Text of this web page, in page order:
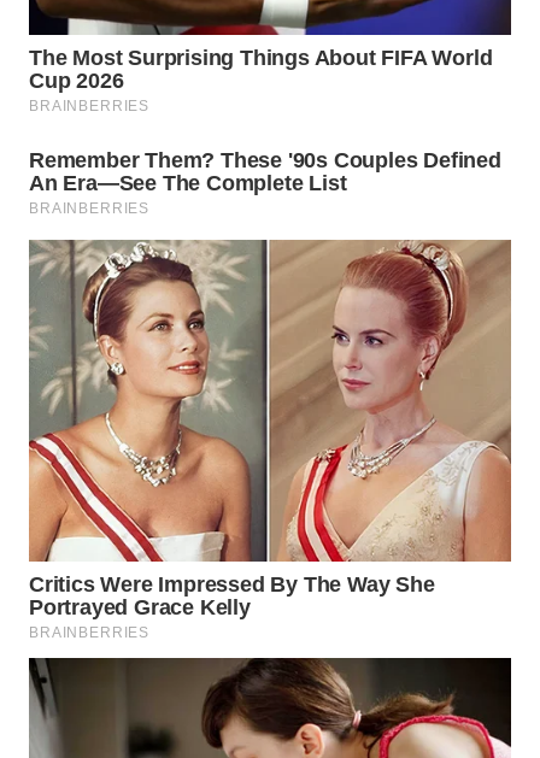
WN
BINTAN
WN
LIKUPANG
WN
LABUANBAJO
WN
BORNEO
Wahana
Group
WAHANA
NEWS
WAHANA